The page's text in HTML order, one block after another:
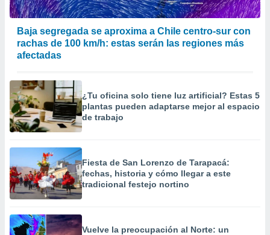
Baja segregada se aproxima a Chile centro-sur con
rachas de 100 km/h: estas serán las regiones más
afectadas
¿Tu oficina solo tiene luz artificial? Estas 5
plantas pueden adaptarse mejor al espacio
de trabajo
Fiesta de San Lorenzo de Tarapacá:
fechas, historia y cómo llegar a este
tradicional festejo nortino
Vuelve la preocupación al Norte: un